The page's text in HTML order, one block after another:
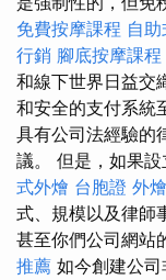
免費按摩課程 自
行銷 腳底按摩課程
和線下世界日益交
和安全的支付系統
具有公司法經驗的
議。 但是，如果
式外燴 台胞證 外
式、規模以及律師
甚至你們公司網站
推薦 如今創建公